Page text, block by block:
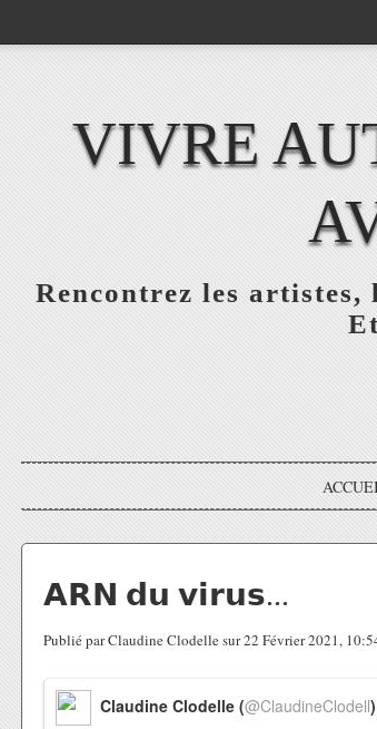
VIVRE
Rencontrez les artistes,
𝗔𝗥𝗡 𝗱𝘂 𝘃𝗶𝗿𝘂𝘀...
Publié par Claudine Clodelle sur 22 Février 2021,
Claudine Clodelle (@ClaudineClodell)